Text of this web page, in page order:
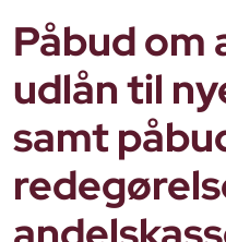
Påbud om
udlån til
samt